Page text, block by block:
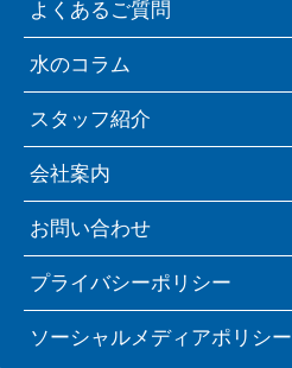
よくあるご質問
水のコラム
スタッフ紹介
会社案内
お問い合わせ
プライバシーポリシー
ソーシャルメディアポリシー